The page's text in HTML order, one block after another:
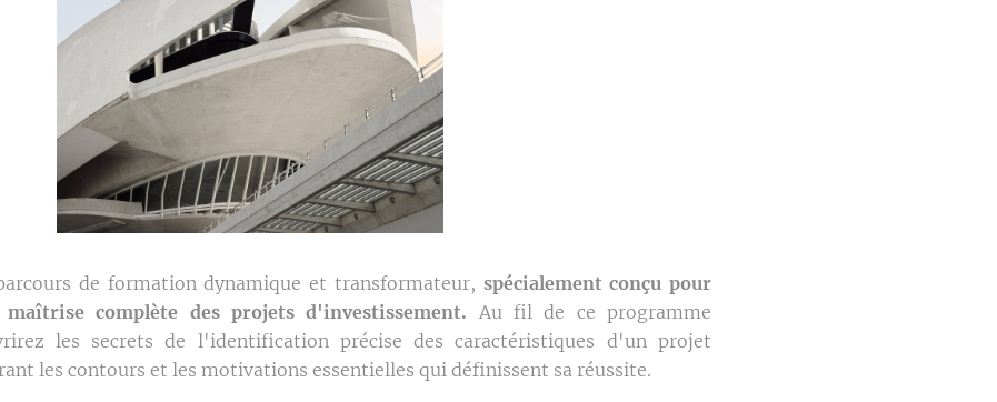
de formation dynamique et transformateur, spécialement conçu pour
complète des projets d'investissement. Au fil de ce programme
les secrets de l'identification précise des caractéristiques d'un projet
les contours et les motivations essentielles qui définissent sa réussite.